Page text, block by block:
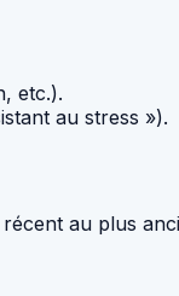
etc.).
au stress »).
au plus